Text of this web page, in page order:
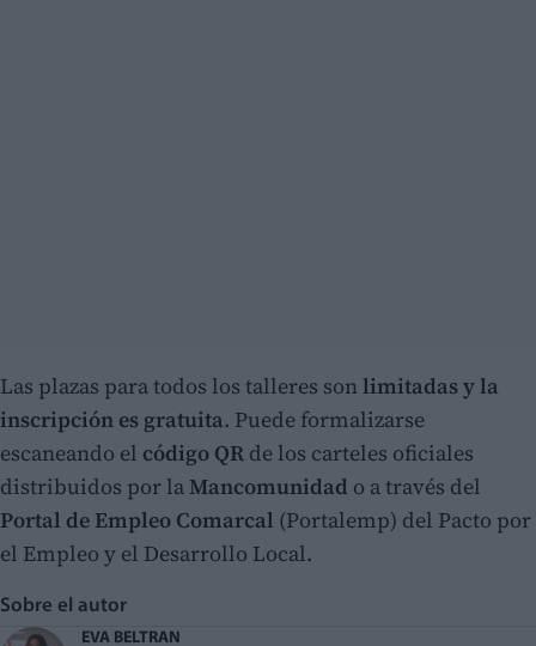
Las plazas para todos los talleres sonlimitadas y la
inscripción es gratuita. Puede formalizarse
escaneando el código QR de los carteles oficiales
distribuidos por laMancomunidad o a través del
Portal de Empleo Comarcal (Portalemp) del Pacto por
el Empleo y el Desarrollo Local.
Sobre el autor
EVA BELTRAN